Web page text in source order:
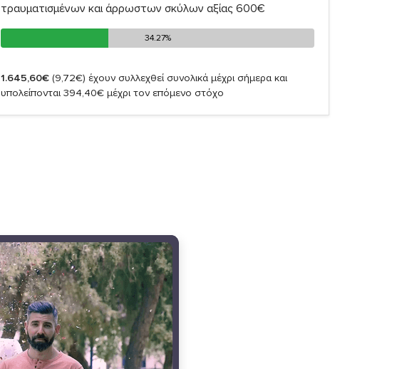
τραυματισμένων και άρρωστων σκύλων αξίας 600€
34.27%
34.27%
1.645,60€ (9,72€) έχουν συλλεχθεί συνολικά μέχρι σήμερα και
υπολείπονται 394,40€ μέχρι τον επόμενο στόχο